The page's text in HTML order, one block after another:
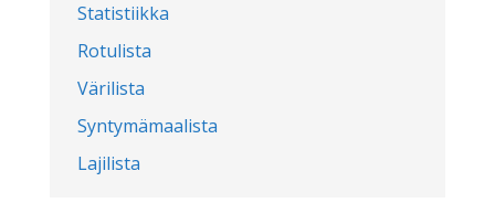
Statistiikka
Rotulista
Värilista
Syntymämaalista
Lajilista